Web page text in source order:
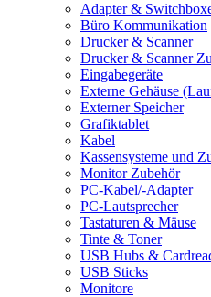
Adapter &
Büro Kommunikation
Drucker & Scanner
Drucker & Scanner
Eingabegeräte
Externe Gehäuse
Externer Speicher
Grafiktablet
Kabel
Kassensysteme und
Monitor Zubehör
PC-Kabel/-Adapter
PC-Lautsprecher
Tastaturen & Mäuse
Tinte & Toner
USB Hubs &
USB Sticks
Monitore